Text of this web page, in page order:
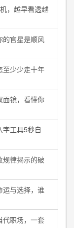
，越早看透越
的官星是顺风
至少少走十年
面镜，看懂你
字工具5秒自
规律揭示的破
运与选择，谁
代职场，一套